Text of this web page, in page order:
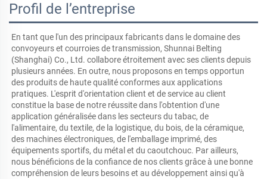
Profil de l’entreprise
En tant que l'un des principaux fabricants dans le domaine des
convoyeurs et courroies de transmission, Shunnai Belting
(Shanghai) Co., Ltd. collabore étroitement avec ses clients depuis
plusieurs années. En outre, nous proposons en temps opportun
des produits de haute qualité conformes aux applications
pratiques. L'esprit d'orientation client et de service au client
constitue la base de notre réussite dans l'obtention d'une
application généralisée dans les secteurs du tabac, de
l'alimentaire, du textile, de la logistique, du bois, de la céramique,
des machines électroniques, de l'emballage imprimé, des
équipements sportifs, du métal et du caoutchouc. Par ailleurs,
nous bénéficions de la confiance de nos clients grâce à une bonne
compréhension de leurs besoins et au développement ainsi qu'à